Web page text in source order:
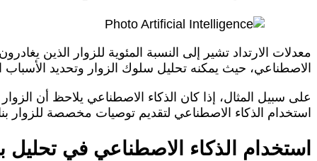
معدلات الارتداد تشير إلى النسبة المئوية للزوار الذين
الاصطناعي، حيث يمكنه تحليل سلوك الزوار وتحديد
على سبيل المثال، إذا كان الذكاء الاصطناعي يلاحظ أن
استخدام الذكاء الاصطناعي لتقديم توصيات مخصصة
استخدام الذكاء الاصطناعي في تحليل